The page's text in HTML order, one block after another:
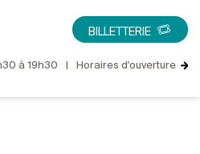
BILLETTERIE
à 19h30 Horaires d'ouverture